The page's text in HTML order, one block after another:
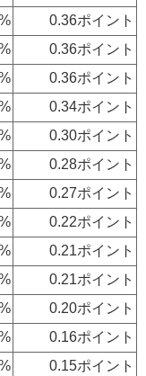
0.36ポイント
0.36ポイント
0.36ポイント
0.34ポイント
0.30ポイント
0.28ポイント
0.27ポイント
0.22ポイント
0.21ポイント
0.21ポイント
0.20ポイント
0.16ポイント
0.15ポイント